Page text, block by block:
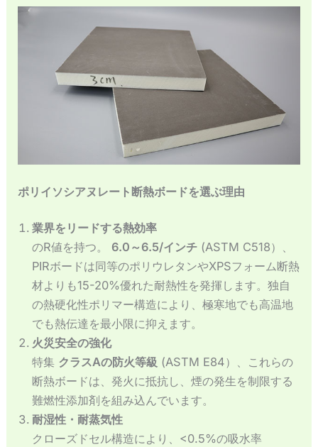
ポリイソシアヌレート断熱ボードを選ぶ理由
業界をリードする熱効率
のR値を持つ。 6.0～6.5/インチ (ASTM C518）、
PIRボードは同等のポリウレタンやXPSフォーム断熱
材よりも15-20%優れた耐熱性を発揮します。独自
の熱硬化性ポリマー構造により、極寒地でも高温地
でも熱伝達を最小限に抑えます。
火災安全の強化
特集 クラスAの防火等級 (ASTM E84）、これらの
断熱ボードは、発火に抵抗し、煙の発生を制限する
難燃性添加剤を組み込んでいます。
耐湿性・耐蒸気性
クローズドセル構造により、<0.5%の吸水率
Français de Belgique